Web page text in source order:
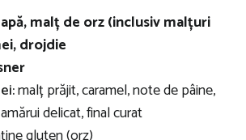
apă, malț de orz (inclusiv malțuri
drojdie
malț prăjit, caramel, note de pâine,
delicat, final curat